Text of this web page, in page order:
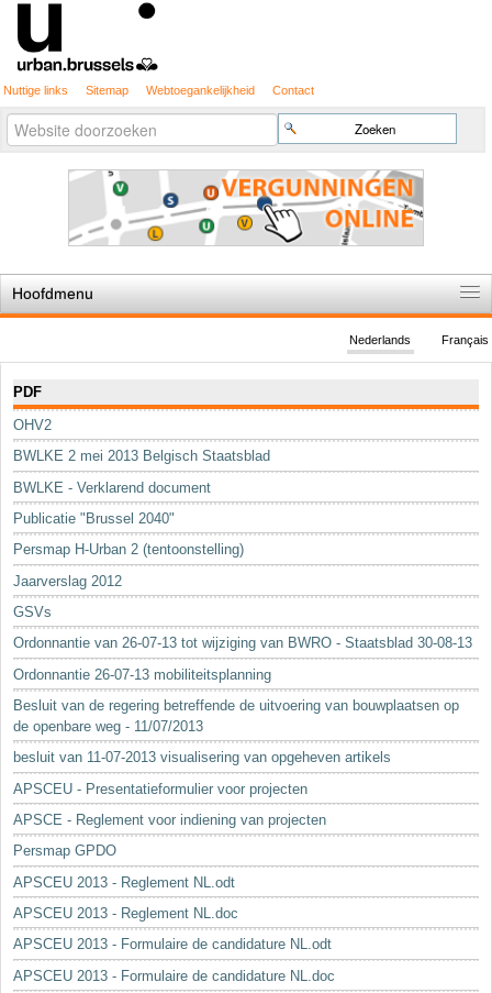
Nuttige links Sitemap Webtoegankelijkheid Contact
Zoek
Geavanceerd
zoeken...
Hoofdmenu
De spelregels
Stedenbouwkundige vergunning
Cartografie
Studies en publicaties
Sleutelwoorden
Stedenbouwkundige inlichtingen
Français
Nederlands
PDF
OHV2
BWLKE 2 mei 2013 Belgisch Staatsblad
BWLKE - Verklarend document
Publicatie "Brussel 2040"
Persmap H-Urban 2 (tentoonstelling)
Jaarverslag 2012
GSVs
Ordonnantie van 26-07-13 tot wijziging van BWRO - Staatsblad 30-08-13
Ordonnantie 26-07-13 mobiliteitsplanning
Besluit van de regering betreffende de uitvoering van bouwplaatsen op
de openbare weg - 11/07/2013
besluit van 11-07-2013 visualisering van opgeheven artikels
APSCEU - Presentatieformulier voor projecten
APSCE - Reglement voor indiening van projecten
Persmap GPDO
APSCEU 2013 - Reglement NL.odt
APSCEU 2013 - Reglement NL.doc
APSCEU 2013 - Formulaire de candidature NL.odt
APSCEU 2013 - Formulaire de candidature NL.doc